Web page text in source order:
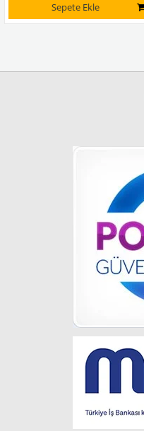
Sepete Ekle